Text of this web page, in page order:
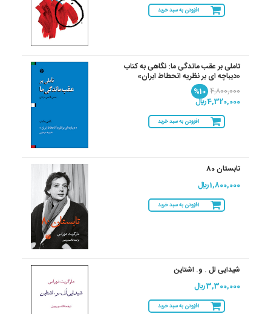
افزودن به سبد خرید
تاملی بر عقب ماندگی ما: نگاهی به کتاب
«دیباچه ای بر نظریه انحطاط ایران»
4,800,000
%10
4,320,000 ريال
افزودن به سبد خرید
تابستان 80
1,800,000 ريال
افزودن به سبد خرید
شیدایی لل . و. اشتاین
3,300,000 ريال
افزودن به سبد خرید